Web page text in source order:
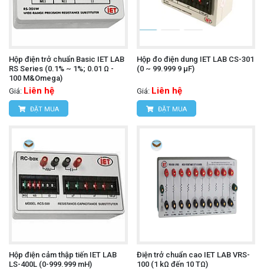
Hộp điện trở chuẩn Basic IET LAB
RS Series (0.1% ~ 1%; 0.01 Ω -
100 M&Omega)
Giá: Liên hệ
ĐẶT MUA
Hộp đo điện dung IET LAB CS-301
(0 ~ 99.999 9 µF)
Giá: Liên hệ
ĐẶT MUA
Hộp điện cảm thập tiến IET LAB
LS-400L (0-999.999 mH)
Điện trở chuẩn cao IET LAB VRS-
100 (1 kΩ đến 10 TΩ)